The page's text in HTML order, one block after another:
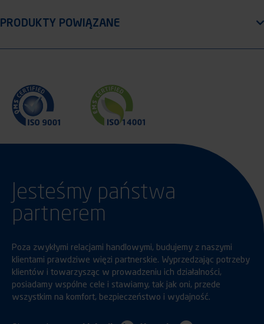
Jesteśmy państwa
partnerem
Poza zwykłymi relacjami handlowymi, budujemy z naszymi
klientami prawdziwe więzi partnerskie. Wyprzedzając potrzeby
klientów i towarzysząc w prowadzeniu ich działalności,
posiadamy wspólne cele i stawiamy, tak jak oni, przede
wszystkim na komfort, bezpieczeństwo i wydajność.